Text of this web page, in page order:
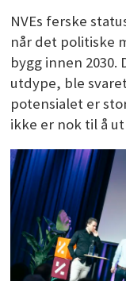
NVEs ferske
når det politiske
bygg innen
utdype, ble
potensialet er
ikke er nok til å